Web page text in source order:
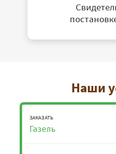
Наши
ЗАКАЗАТЬ
Газель